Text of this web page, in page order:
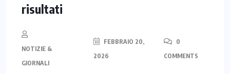
risultati
NOTIZIE &
GIORNALI
FEBBRAIO 20,
2026
0
COMMENTS